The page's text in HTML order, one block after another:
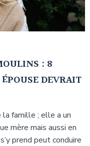
: 8
DEVRAIT
famille ; elle a un
mère mais aussi en
prend peut conduire